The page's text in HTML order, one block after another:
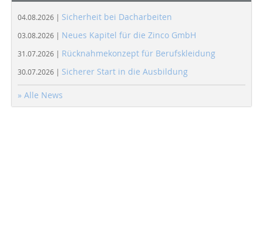
04.08.2026 | Sicherheit bei Dacharbeiten
03.08.2026 | Neues Kapitel für die Zinco GmbH
31.07.2026 | Rücknahmekonzept für Berufskleidung
30.07.2026 | Sicherer Start in die Ausbildung
» Alle News